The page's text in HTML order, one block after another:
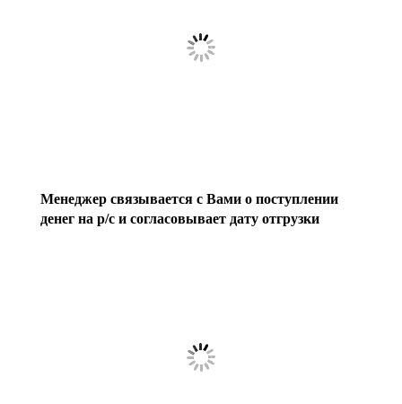
Менеджер связывается с Вами о поступлении
денег на р/с и согласовывает дату отгрузки